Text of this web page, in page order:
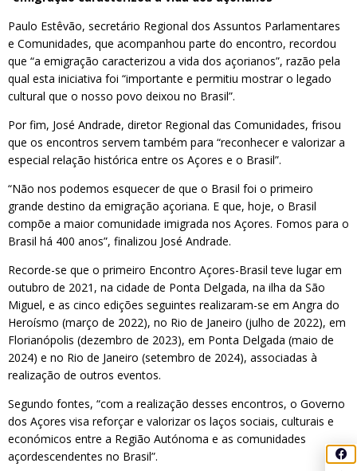
Paulo Estêvão, secretário Regional dos Assuntos Parlamentares
e Comunidades, que acompanhou parte do encontro, recordou
que “a emigração caracterizou a vida dos açorianos”, razão pela
qual esta iniciativa foi “importante e permitiu mostrar o legado
cultural que o nosso povo deixou no Brasil”.
Por fim, José Andrade, diretor Regional das Comunidades, frisou
que os encontros servem também para “reconhecer e valorizar a
especial relação histórica entre os Açores e o Brasil”.
“Não nos podemos esquecer de que o Brasil foi o primeiro
grande destino da emigração açoriana. E que, hoje, o Brasil
compõe a maior comunidade imigrada nos Açores. Fomos para o
Brasil há 400 anos”, finalizou José Andrade.
Recorde-se que o primeiro Encontro Açores-Brasil teve lugar em
outubro de 2021, na cidade de Ponta Delgada, na ilha da São
Miguel, e as cinco edições seguintes realizaram-se em Angra do
Heroísmo (março de 2022), no Rio de Janeiro (julho de 2022), em
Florianópolis (dezembro de 2023), em Ponta Delgada (maio de
2024) e no Rio de Janeiro (setembro de 2024), associadas à
realização de outros eventos.
Segundo fontes, “com a realização desses encontros, o Governo
dos Açores visa reforçar e valorizar os laços sociais, culturais e
económicos entre a Região Autónoma e as comunidades
açordescendentes no Brasil”.